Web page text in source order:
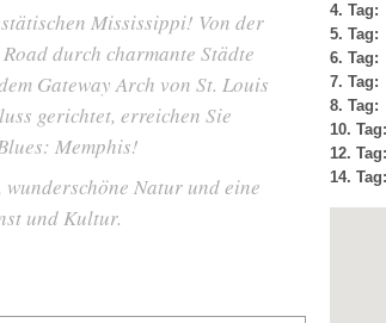
Mississippi! Von der
durch charmante Städte
Gateway Arch von St. Louis
gerichtet, erreichen Sie
Memphis!
Natur und eine
und Kultur.
4. Tag:
5. Tag:
6. Tag:
7. Tag:
8. Tag:
10. Tag:
12. Tag:
14. Tag: